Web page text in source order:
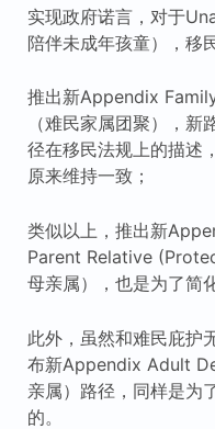
实现政府诺言，对于
陪伴未成年孩童），移
推出新Appendix
（难民家属团聚），
径在移民法规上的描述
原来维持一致；
类似以上，推出新
Parent Relative
母亲属），也是为了简
此外，虽然和难民庇护
布新Appendix Adult
亲属）路径，同样是为
的。